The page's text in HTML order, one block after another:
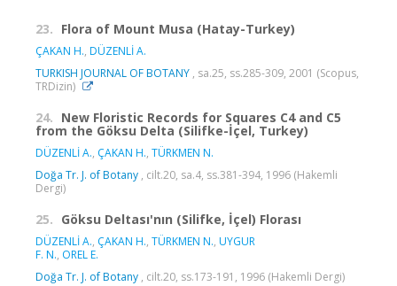
23. Flora of Mount Musa (Hatay-Turkey)
ÇAKAN H., DÜZENLİ A.
TURKISH JOURNAL OF BOTANY , sa.25, ss.285-309, 2001 (Scopus,
TRDizin)
24. New Floristic Records for Squares C4 and C5
from the Göksu Delta (Silifke-İçel, Turkey)
DÜZENLİ A., ÇAKAN H., TÜRKMEN N.
Doğa Tr. J. of Botany , cilt.20, sa.4, ss.381-394, 1996 (Hakemli
Dergi)
25. Göksu Deltası'nın (Silifke, İçel) Florası
DÜZENLİ A., ÇAKAN H., TÜRKMEN N., UYGUR
F. N., OREL E.
Doğa Tr. J. of Botany , cilt.20, ss.173-191, 1996 (Hakemli Dergi)